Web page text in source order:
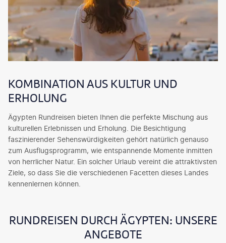
KOMBINATION AUS KULTUR UND
ERHOLUNG
Ägypten Rundreisen bieten Ihnen die perfekte Mischung aus
kulturellen Erlebnissen und Erholung. Die Besichtigung
faszinierender Sehenswürdigkeiten gehört natürlich genauso
zum Ausflugsprogramm, wie entspannende Momente inmitten
von herrlicher Natur. Ein solcher Urlaub vereint die attraktivsten
Ziele, so dass Sie die verschiedenen Facetten dieses Landes
kennenlernen können.
RUNDREISEN DURCH ÄGYPTEN: UNSERE
ANGEBOTE